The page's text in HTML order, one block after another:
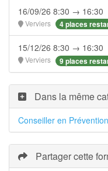
16/09/26 8:30 → 16:30
Verviers 4 places
15/12/26 8:30 → 16:30
Verviers 9 places
Dans la même
Conseiller en
Partager cette